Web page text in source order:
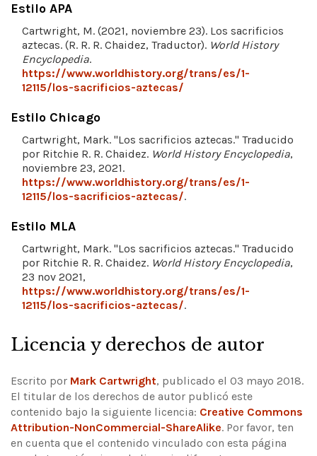
Estilo APA
Cartwright, M. (2021, noviembre 23). Los sacrificios
aztecas. (R. R. R. Chaidez, Traductor). World History
Encyclopedia.
https://www.worldhistory.org/trans/es/1-
12115/los-sacrificios-aztecas/
Estilo Chicago
Cartwright, Mark. "Los sacrificios aztecas." Traducido
por Ritchie R. R. Chaidez. World History Encyclopedia,
noviembre 23, 2021.
https://www.worldhistory.org/trans/es/1-
12115/los-sacrificios-aztecas/.
Estilo MLA
Cartwright, Mark. "Los sacrificios aztecas." Traducido
por Ritchie R. R. Chaidez. World History Encyclopedia,
23 nov 2021,
https://www.worldhistory.org/trans/es/1-
12115/los-sacrificios-aztecas/.
Licencia y derechos de autor
Escrito por Mark Cartwright, publicado el 03 mayo 2018.
El titular de los derechos de autor publicó este
contenido bajo la siguiente licencia: Creative Commons
Attribution-NonCommercial-ShareAlike. Por favor, ten
en cuenta que el contenido vinculado con esta página